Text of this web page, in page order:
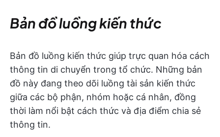
Bản đồ luồng kiến thức
Bản đồ luồng kiến thức giúp trực quan hóa cách
thông tin di chuyển trong tổ chức. Những bản
đồ này đang theo dõi luồng tài sản kiến thức
giữa các bộ phận, nhóm hoặc cá nhân, đồng
thời làm nổi bật cách thức và địa điểm chia sẻ
thông tin.